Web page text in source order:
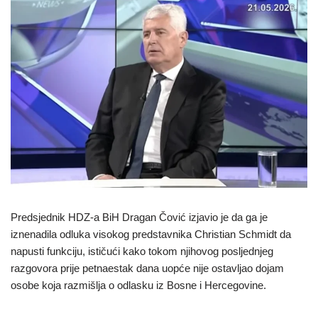
Predsjednik HDZ-a BiH Dragan Čović izjavio je da ga je
iznenadila odluka visokog predstavnika Christian Schmidt da
napusti funkciju, ističući kako tokom njihovog posljednjeg
razgovora prije petnaestak dana uopće nije ostavljao dojam
osobe koja razmišlja o odlasku iz Bosne i Hercegovine.